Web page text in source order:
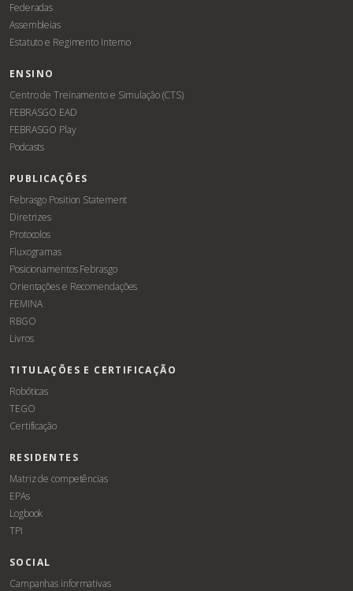
Federadas
Assembleias
Estatuto e Regimento Interno
ENSINO
Centro de Treinamento e Simulação (CTS)
FEBRASGO EAD
FEBRASGO Play
Podcasts
PUBLICAÇÕES
Febrasgo Position Statement
Diretrizes
Protocolos
Fluxogramas
Posicionamentos Febrasgo
Orientações e Recomendações
FEMINA
RBGO
Livros
TITULAÇÕES E CERTIFICAÇÃO
Robóticas
TEGO
Certificação
RESIDENTES
Matriz de competências
EPAs
Logbook
TPI
SOCIAL
Campanhas informativas